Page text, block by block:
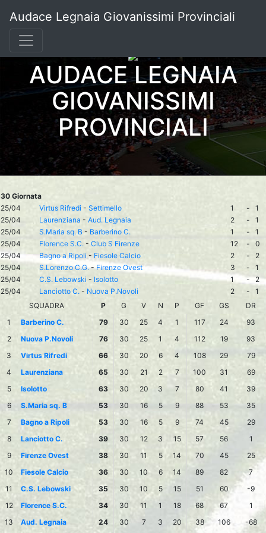
Audace Legnaia Giovanissimi Provinciali
AUDACE LEGNAIA
GIOVANISSIMI
PROVINCIALI
30 Giornata
25/04
Virtus Rifredi - Settimello 1 -
1
25/04
Laurenziana - Aud. Legnaia 2 -
1
25/04
S.Maria sq. B - Barberino C. 1 -
1
25/04
Florence S.C. - Club S Firenze 12 -
0
25/04
Bagno a Ripoli - Fiesole Calcio 2 -
2
25/04
S.Lorenzo C.G.-Firenze Ovest 3 -
1
25/04
C.S. Lebowski - Isolotto 1 - 2
25/04
Lanciotto C. - Nuova P.Novoli 2 -
1
SQUADRA
P G V N P GF GS
DR
1
Barberino C. 79 30 25 4 1 117 24
93
2
Nuova P.Novoli 76 30 25 1 4 112 19
93
3
Virtus Rifredi 66 30 20 6 4 108 29
79
4
Laurenziana 65 30 21 2 7 100 31
69
5
Isolotto 63 30 20 3 7 80 41
39
6
S.Maria sq. B 53 30 16 5 9 88 53
35
7
Bagno a Ripoli 53 30 16 5 9 74 45
29
8
Lanciotto C. 39 30 12 3 15 57 56
1
9
Firenze Ovest 38 30 11 5 14 70 45
25
10
Fiesole Calcio 36 30 10 6 14 89 82
7
11
C.S. Lebowski 35 30 10 5 15 51 60
-9
12
Florence S.C. 34 30 11 1 18 68 67
1
13
Aud. Legnaia 24 30 7 3 20 38 106 -68